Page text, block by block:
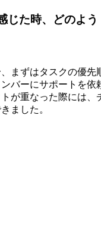
じた時、どのよう
まずはタスクの優先
バーにサポートを依
が重なった際には、
ました。